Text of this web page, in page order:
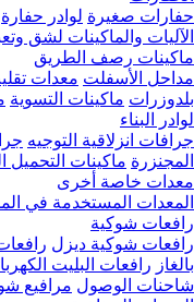
حفارات صغيرة لوادر حفارة
الآليات والماكينات لشق
ماكينات رصف الطريق
مداحل الأسفلت معدات
بلدوزرات ماكينات التسوية
لوادر البناء
جرافات انزلاقية التوجيه
المجنزرة ماكينات التحميل
معدات خاصة أخرى
المعدات المستخدمة في
رافعات شوكية
رافعات شوكية ديزل
بالغاز رافعات البليت
شاحنات الوصول مرافيع